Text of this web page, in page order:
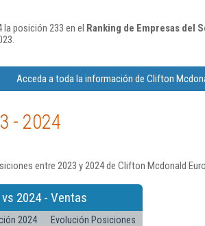
la posición 233 en el Ranking de Empresas del
Acceda a toda la información de Clifton
- 2024
entre 2023 y 2024 de Clifton Mcdonald
2024 - Ventas
2024
Evolución Posiciones